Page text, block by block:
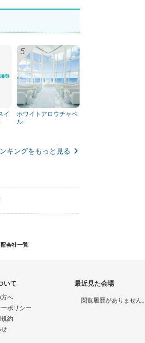
イ
ホワイトアロウチャペ
ル
キングをもっと見る
会社一覧
いて
へ
ポリシー
約
せ
最近見た会場
閲覧履歴がありません。